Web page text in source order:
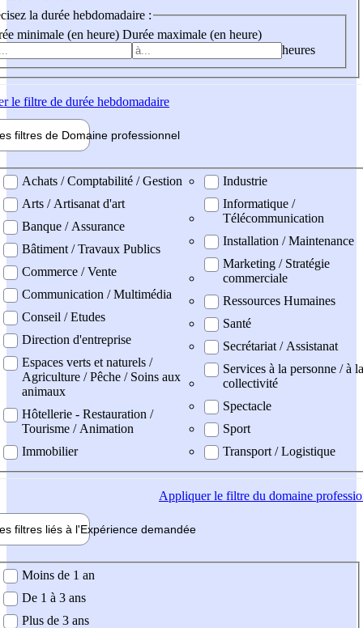
la durée hebdomadaire :
minimale (en heure) Durée maximale (en heure)
heures
le filtre de durée hebdomadaire
filtres de Domaine professionnel
professionel
Achats / Comptabilité / Gestion
Arts / Artisanat d'art
Banque / Assurance
Bâtiment / Travaux Publics
Commerce / Vente
Communication / Multimédia
Conseil / Etudes
Direction d'entreprise
Espaces verts et naturels /
Agriculture / Pêche / Soins aux
animaux
Hôtellerie - Restauration /
Tourisme / Animation
Immobilier
Industrie
Informatique /
Télécommunication
Installation / Maintenance
Marketing / Stratégie
commerciale
Ressources Humaines
Santé
Secrétariat / Assistanat
Services à la personne / à la
collectivité
Spectacle
Sport
Transport / Logistique
Appliquerle filtre du domaine
filtres liés à l'Expérience demandée
demandée
Moins de 1 an
De 1 à 3 ans
Plus de 3 ans